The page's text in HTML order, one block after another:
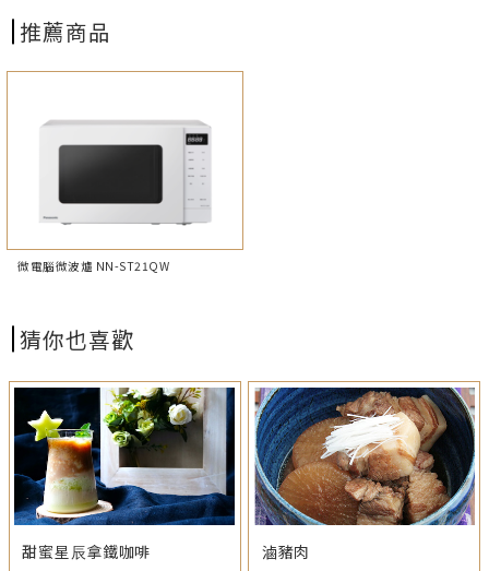
推薦商品
微電腦微波爐 NN-ST21QW
猜你也喜歡
甜蜜星⾠拿鐵咖啡 滷豬肉